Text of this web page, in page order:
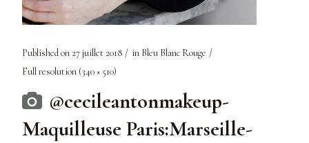
Published on 27 juillet 2018 in Bleu Blanc Rouge
Full resolution (340 × 510)
@cecileantonmakeup-
Maquilleuse Paris:Marseille-